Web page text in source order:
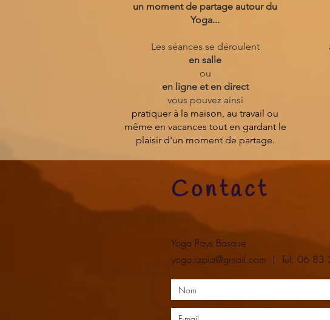
un moment de partage autour du
Yoga...
Les séances se déroulent
en salle
ou
en ligne et en direct
vous pouvez ainsi
pratiquer à la maison, au travail ou
même en vacances tout en gardant le
plaisir d'un moment de partage.
Contact
Yoga Pays Basque
yoga.izpia@gmail.com | Tel: 06 83